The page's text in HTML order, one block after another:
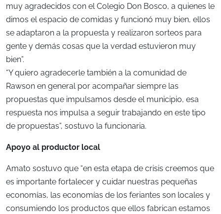
muy agradecidos con el Colegio Don Bosco, a quienes le
dimos el espacio de comidas y funcionó muy bien, ellos
se adaptaron a la propuesta y realizaron sorteos para
gente y demás cosas que la verdad estuvieron muy
bien”.
“Y quiero agradecerle también a la comunidad de
Rawson en general por acompañar siempre las
propuestas que impulsamos desde el municipio, esa
respuesta nos impulsa a seguir trabajando en este tipo
de propuestas”, sostuvo la funcionaria.
Apoyo al productor local
Amato sostuvo que “en esta etapa de crisis creemos que
es importante fortalecer y cuidar nuestras pequeñas
economías, las economías de los feriantes son locales y
consumiendo los productos que ellos fabrican estamos